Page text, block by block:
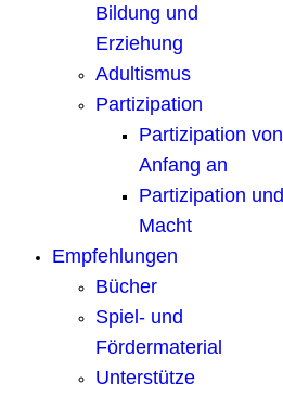
Bildung und
Erziehung
Adultismus
Partizipation
Partizipation von
Anfang an
Partizipation und
Macht
Empfehlungen
Bücher
Spiel- und
Fördermaterial
Unterstütze